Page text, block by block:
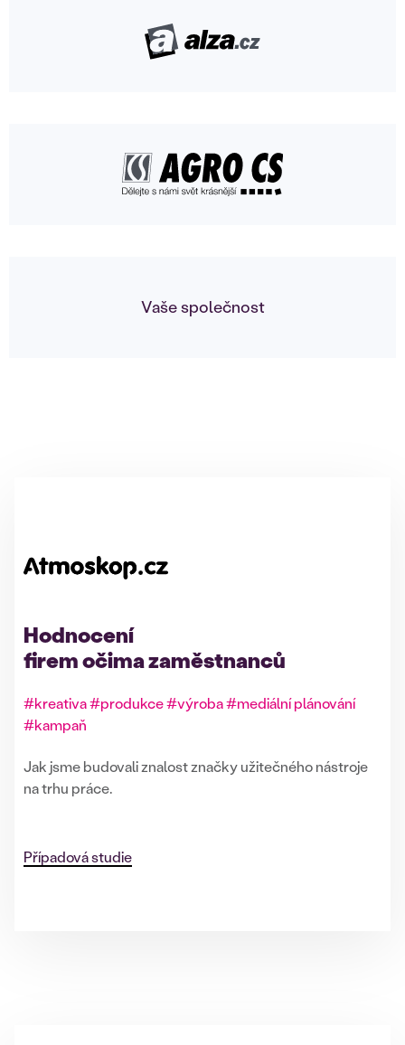
Vaše společnost
Hodnocení
firem očima zaměstnanců
#kreativa #produkce #výroba #mediální plánování
#kampaň
Jak jsme budovali znalost značky užitečného nástroje
na trhu práce.
Případová studie